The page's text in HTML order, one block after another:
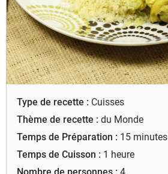
Type de recette : Cuisses
Thème de recette : du Monde
Temps de Préparation : 15 minutes
Temps de Cuisson : 1 heure